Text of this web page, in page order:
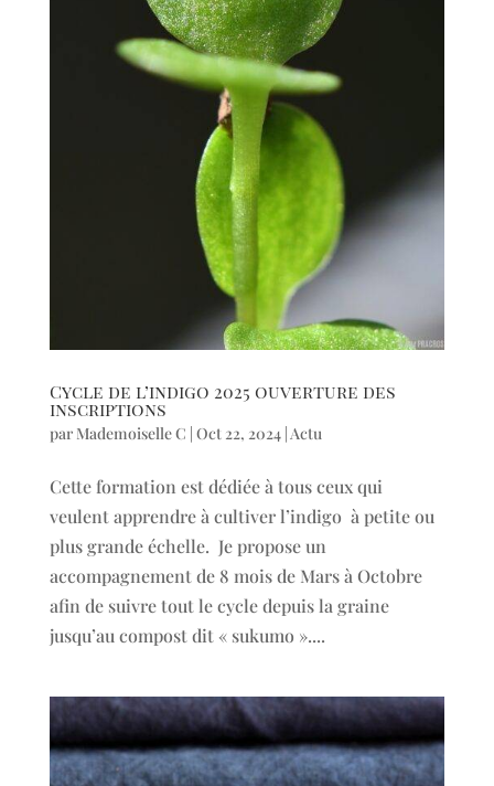
Cycle de l’indigo 2025 ouverture des
inscriptions
par Mademoiselle C Oct 22, 2024| Actu
Cette formation est dédiée à tous ceux qui
veulent apprendre à cultiver l’indigo à petite ou
plus grande échelle. Je propose un
accompagnement de 8 mois de Mars à Octobre
afin de suivre tout le cycle depuis la graine
jusqu’au compost dit « sukumo »....